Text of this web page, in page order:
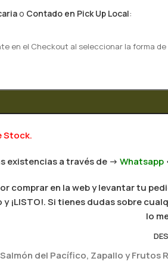
o Contado en Pick Up Local:
en el Checkout al seleccionar la forma de
Stock.
existencias a través de -> Whatsapp
comprar en la web y levantar tu
¡LISTO!. Si tienes dudas sobre
lo
del Pacífico, Zapallo y Frutos